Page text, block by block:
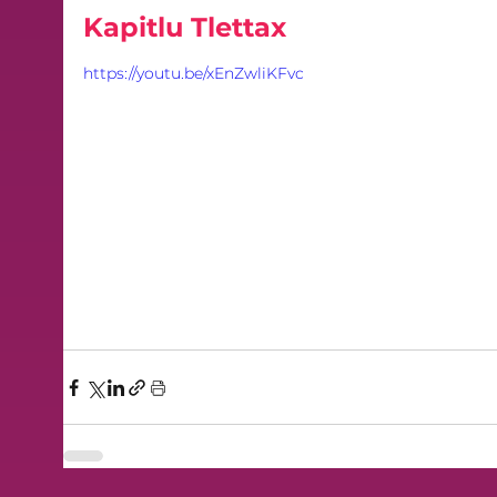
Kapitlu Tlettax
https://youtu.be/xEnZwliKFvc